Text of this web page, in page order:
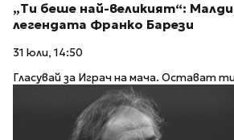
„Ти беше най-великият“:
легендата Франко Барези
31 юли, 14:50
Гласувай за Играч на мача. Остават